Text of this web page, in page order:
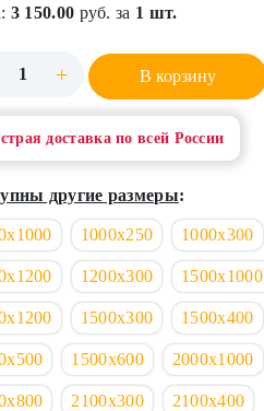
3 150.00 руб. за 1 шт.
+ В корзину
доставка по всей России
другие размеры:
1000х250 1000х300
1200х300 1500х1000
1500х300 1500х400
1500х600 2000х1000
2100х300 2100х400